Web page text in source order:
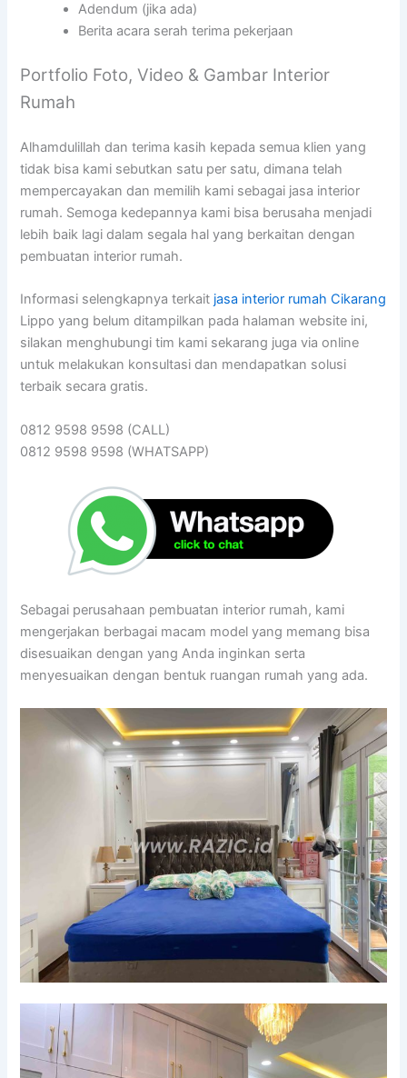
Adendum (jika ada)
Berita acara serah terima pekerjaan
Portfolio Foto, Video & Gambar Interior
Rumah
Alhamdulillah dan terima kasih kepada semua klien yang
tidak bisa kami sebutkan satu per satu, dimana telah
mempercayakan dan memilih kami sebagai jasa interior
rumah. Semoga kedepannya kami bisa berusaha menjadi
lebih baik lagi dalam segala hal yang berkaitan dengan
pembuatan interior rumah.
Informasi selengkapnya terkait jasa interior rumah Cikarang
Lippo yang belum ditampilkan pada halaman website ini,
silakan menghubungi tim kami sekarang juga via online
untuk melakukan konsultasi dan mendapatkan solusi
terbaik secara gratis.
0812 9598 9598 (CALL)
0812 9598 9598 (WHATSAPP)
Sebagai perusahaan pembuatan interior rumah, kami
mengerjakan berbagai macam model yang memang bisa
disesuaikan dengan yang Anda inginkan serta
menyesuaikan dengan bentuk ruangan rumah yang ada.